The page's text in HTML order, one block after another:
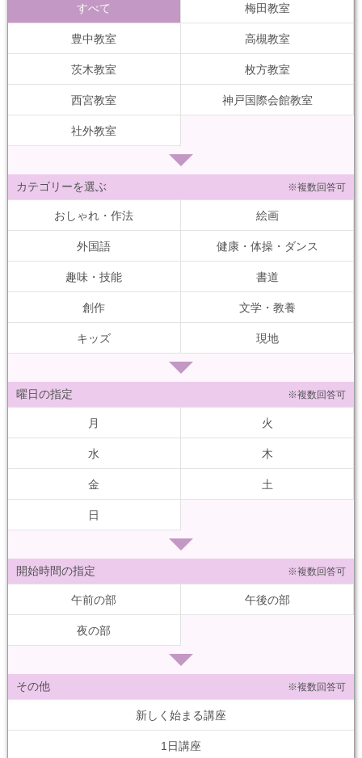
すべて 梅田教室
豊中教室 高槻教室
茨木教室 枚方教室
西宮教室 神戸国際会館教室
社外教室
カテゴリーを選ぶ ※複数回答可
おしゃれ・作法 絵画
外国語 健康・体操・ダンス
趣味・技能 書道
創作 文学・教養
キッズ 現地
曜日の指定 ※複数回答可
月 火
水 木
金 土
日
開始時間の指定 ※複数回答可
午前の部 午後の部
夜の部
その他 ※複数回答可
新しく始まる講座
1日講座